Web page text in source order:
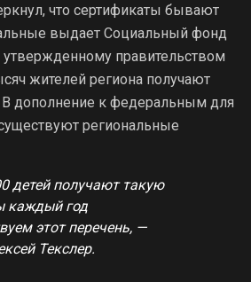
что сертификаты бывают
выдает Социальный фонд
правительством
жителей региона получают
В дополнение к федеральным для
региональные
детей получают такую
год
этот перечень, —
Текслер.